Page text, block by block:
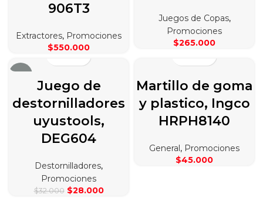
906T3
Extractores, Promociones
$550.000
Juegos de Copas,
Promociones
$265.000
-13%
Juego de
destornilladores
uyustools,
DEG604
Destornilladores,
Promociones
$32.000 El
$28.000El
Martillo de goma
y plastico, Ingco
HRPH8140
General, Promociones
$45.000